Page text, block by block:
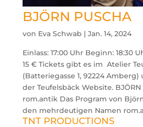
BJÖRN PUSCHA
von Eva Schwab | Jan. 14, 2024
Einlass: 17:00 Uhr Beginn: 18:30
15 € Tickets gibt es im Atelier
(Batteriegasse 1, 92224
der Teufelsbäck Website. BJÖRN
rom.antik Das Program von
den mehrdeutigen Namen
TNT PRODUCTIONS